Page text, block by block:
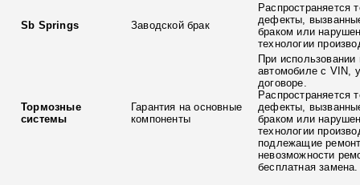
Sb Springs Заводской брак
Распространяется
дефекты,
браком или
технологии
Тормозные
системы
Гарантия на основные
компоненты
При использовании
автомобиле с VIN,
договоре.
Распространяется
дефекты,
браком или
технологии
подлежащие
невозможности
бесплатная замена.